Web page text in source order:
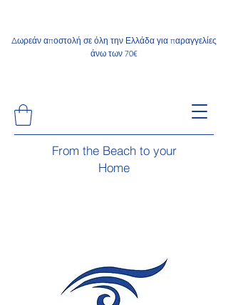
From the Beach to your
Home
Δωρεάν αποστολή σε όλη την Ελλάδα για παραγγελίες
άνω των 70€